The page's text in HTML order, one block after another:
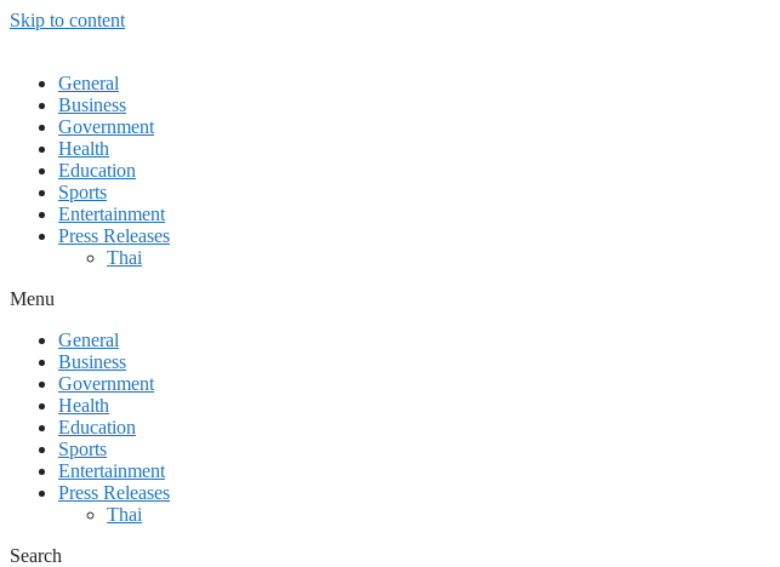
Skip to content
General
Business
Government
Health
Education
Sports
Entertainment
Press Releases
Thai
Menu
General
Business
Government
Health
Education
Sports
Entertainment
Press Releases
Thai
Search